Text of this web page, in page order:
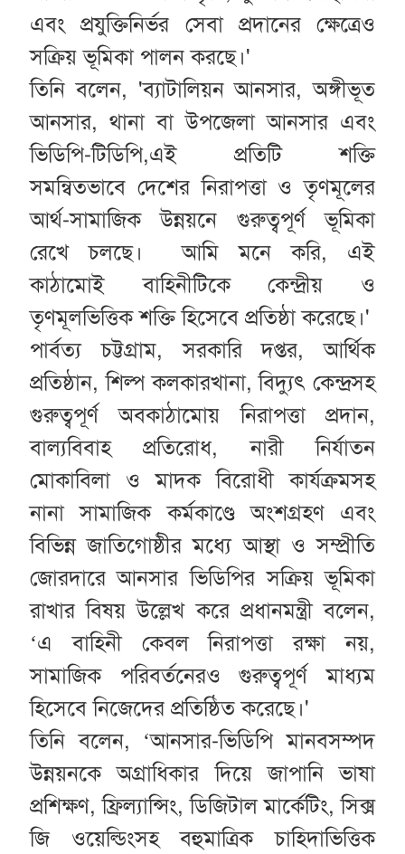
এবং প্রযুক্তিনির্ভর সেবা প্রদানের ক্ষেত্রেও
সক্রিয় ভূমিকা পালন করছে।'
তিনি বলেন, 'ব্যাটালিয়ন আনসার, অঙ্গীভূত
আনসার, থানা বা উপজেলা আনসার এবং
ভিডিপি-টিডিপি,এই প্রতিটি শক্তি
সমন্বিতভাবে দেশের নিরাপত্তা ও তৃণমূলের
আর্থ-সামাজিক উন্নয়নে গুরুত্বপূর্ণ ভূমিকা
রেখে চলছে। আমি মনে করি, এই
কাঠামোই বাহিনীটিকে কেন্দ্রীয় ও
তৃণমূলভিত্তিক শক্তি হিসেবে প্রতিষ্ঠা করেছে।'
পার্বত্য চট্টগ্রাম, সরকারি দপ্তর, আর্থিক
প্রতিষ্ঠান, শিল্প কলকারখানা, বিদ্যুৎ কেন্দ্রসহ
গুরুত্বপূর্ণ অবকাঠামোয় নিরাপত্তা প্রদান,
বাল্যবিবাহ প্রতিরোধ, নারী নির্যাতন
মোকাবিলা ও মাদক বিরোধী কার্যক্রমসহ
নানা সামাজিক কর্মকাণ্ডে অংশগ্রহণ এবং
বিভিন্ন জাতিগোষ্ঠীর মধ্যে আস্থা ও সম্প্রীতি
জোরদারে আনসার ভিডিপির সক্রিয় ভূমিকা
রাখার বিষয় উল্লেখ করে প্রধানমন্ত্রী বলেন,
‘এ বাহিনী কেবল নিরাপত্তা রক্ষা নয়,
সামাজিক পরিবর্তনেরও গুরুত্বপূর্ণ মাধ্যম
হিসেবে নিজেদের প্রতিষ্ঠিত করেছে।'
তিনি বলেন, ‘আনসার-ভিডিপি মানবসম্পদ
উন্নয়নকে অগ্রাধিকার দিয়ে জাপানি ভাষা
প্রশিক্ষণ, ফ্রিল্যান্সিং, ডিজিটাল মার্কেটিং, সিক্স
জি ওয়েল্ডিংসহ বহুমাত্রিক চাহিদাভিত্তিক